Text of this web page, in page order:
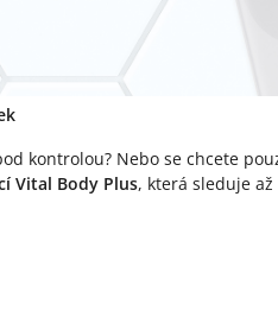
kontrolou? Nebo se chcete
Vital Body Plus, která sleduje až